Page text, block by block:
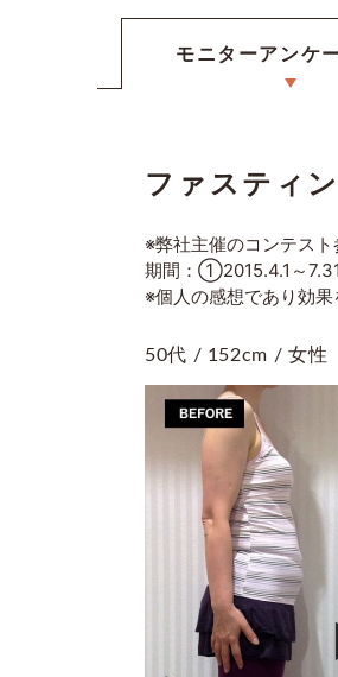
モニターアンケ
ファスティ
※弊社主催のコンテス
期間：①2015.4.1～
※個人の感想であり効果
50代 / 152cm / 女性